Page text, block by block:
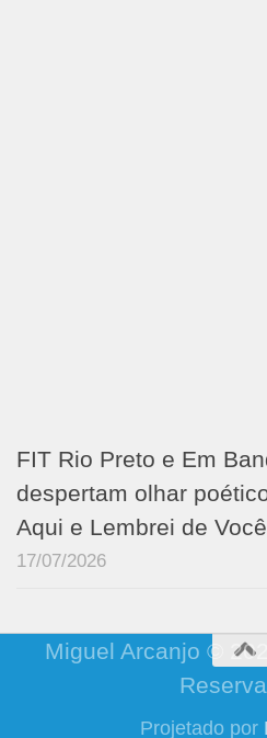
FIT Rio Preto e Em
despertam olhar
Aqui e Lembrei de Você
17/07/2026
Miguel Arcanjo ©
Projetado por